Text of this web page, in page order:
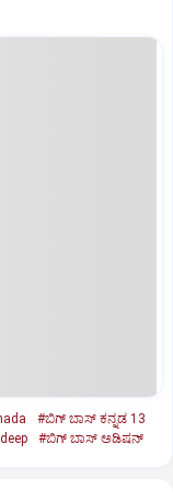
#ಬಿಗ್‌ ಬಾಸ್‌ ಕನ್ನಡ 13
#ಬಿಗ್‌ ಬಾಸ್‌ ಅಡಿಷನ್‌